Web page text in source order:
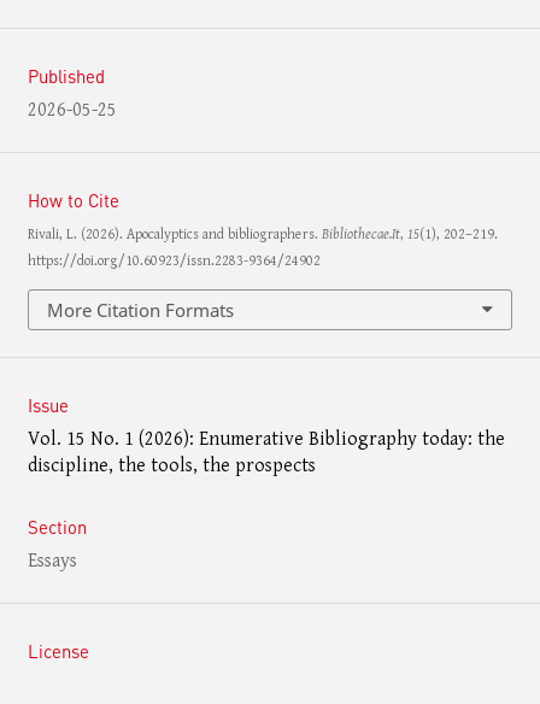
Published
2026-05-25
How to Cite
Rivali, L. (2026). Apocalyptics and bibliographers. Bibliothecae.It, 15(1), 202–219.
https://doi.org/10.60923/issn.2283-9364/24902
More Citation Formats
Issue
Vol. 15 No. 1 (2026): Enumerative Bibliography today: the
discipline, the tools, the prospects
Section
Essays
License